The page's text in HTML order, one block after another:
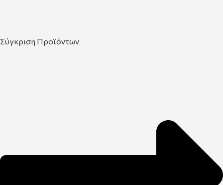
Σύγκριση Προϊόντων